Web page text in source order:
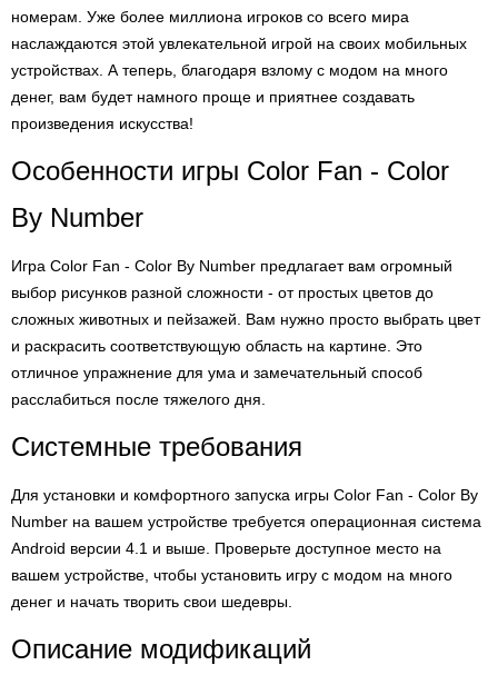
номерам. Уже более миллиона игроков со всего мира
наслаждаются этой увлекательной игрой на своих мобильных
устройствах. А теперь, благодаря взлому с модом на много
денег, вам будет намного проще и приятнее создавать
произведения искусства!
Особенности игры Color Fan - Color
By Number
Игра Color Fan - Color By Number предлагает вам огромный
выбор рисунков разной сложности - от простых цветов до
сложных животных и пейзажей. Вам нужно просто выбрать цвет
и раскрасить соответствующую область на картине. Это
отличное упражнение для ума и замечательный способ
расслабиться после тяжелого дня.
Системные требования
Для установки и комфортного запуска игры Color Fan - Color By
Number на вашем устройстве требуется операционная система
Android версии 4.1 и выше. Проверьте доступное место на
вашем устройстве, чтобы установить игру с модом на много
денег и начать творить свои шедевры.
Описание модификаций